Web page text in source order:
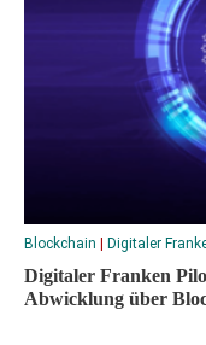
Blockchain | Digitaler
Digitaler Franken
Abwicklung über